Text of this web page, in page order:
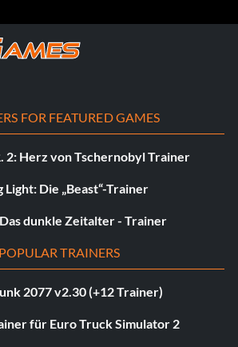
FOR FEATURED GAMES
2: Herz von Tschernobyl Trainer
Light: Die „Beast“-Trainer
dunkle Zeitalter - Trainer
POPULAR TRAINERS
2077 v2.30 (+12 Trainer)
für Euro Truck Simulator 2